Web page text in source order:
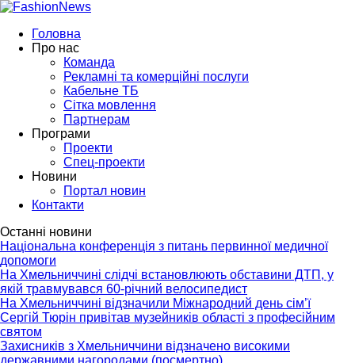
Головна
Про нас
Команда
Рекламні та комерційні послуги
Кабельне ТБ
Сітка мовлення
Партнерам
Програми
Проекти
Спец-проекти
Новини
Портал новин
Контакти
Останні новини
Національна конференція з питань первинної медичної
допомоги
На Хмельниччині слідчі встановлюють обставини ДТП, у
якій травмувався 60-річний велосипедист
На Хмельниччині відзначили Міжнародний день сім’ї
Сергій Тюрін привітав музейників області з професійним
святом
Захисників з Хмельниччини відзначено високими
державними нагородами (посмертно)